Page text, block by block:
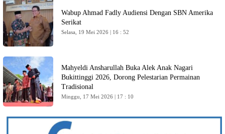
Wabup Ahmad Fadly Audiensi Dengan SBN Amerika
Serikat
Selasa, 19 Mei 2026 | 16 : 52
Mahyeldi Ansharullah Buka Alek Anak Nagari
Bukittinggi 2026, Dorong Pelestarian Permainan
Tradisional
Minggu, 17 Mei 2026 | 17 : 10